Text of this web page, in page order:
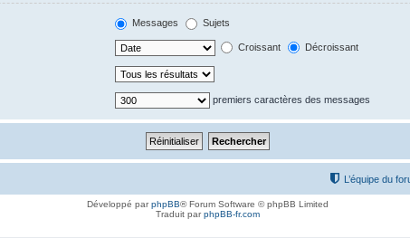
Messages Sujets
Croissant Décroissant
premiers caractères des messages
L’équipe du
Développé parphpBB® Forum Software © phpBB Limited
Traduit parphpBB-fr.com